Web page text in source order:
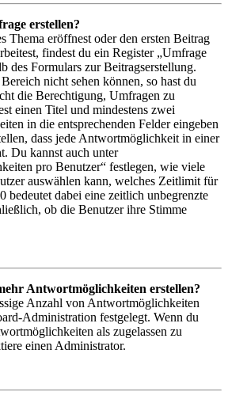
erstellen?
Thema eröffnest oder den ersten Beitrag
findest du ein Register „Umfrage
des Formulars zur Beitragserstellung.
nicht sehen können, so hast du
die Berechtigung, Umfragen zu
einen Titel und mindestens zwei
in die entsprechenden Felder eingeben
dass jede Antwortmöglichkeit in einer
Du kannst auch unter
pro Benutzer“ festlegen, wie viele
auswählen kann, welches Zeitlimit für
bedeutet dabei eine zeitlich unbegrenzte
ob die Benutzer ihre Stimme
Antwortmöglichkeiten erstellen?
Anzahl von Antwortmöglichkeiten
Administration festgelegt. Wenn du
als zugelassen zu
einen Administrator.